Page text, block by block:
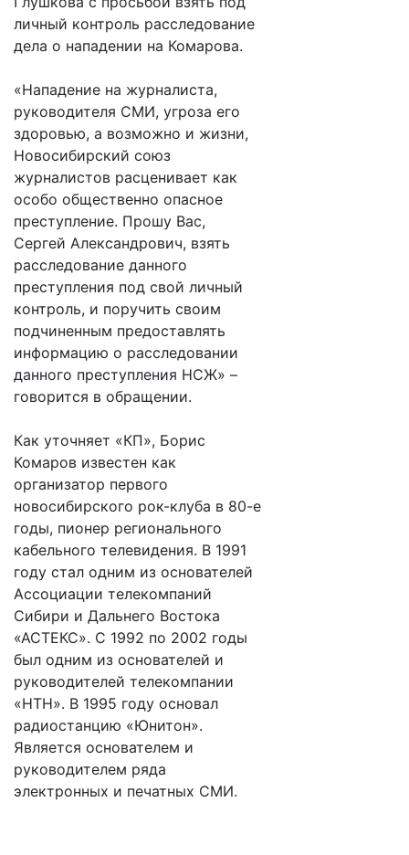
личный контроль расследование
дела о нападении на Комарова.
«Нападение на журналиста,
руководителя СМИ, угроза его
здоровью, а возможно и жизни,
Новосибирский союз
журналистов расценивает как
особо общественно опасное
преступление. Прошу Вас,
Сергей Александрович, взять
расследование данного
преступления под свой личный
контроль, и поручить своим
подчиненным предоставлять
информацию о расследовании
данного преступления НСЖ» –
говорится в обращении.
Как уточняет «КП», Борис
Комаров известен как
организатор первого
новосибирского рок-клуба в 80-е
годы, пионер регионального
кабельного телевидения. В 1991
году стал одним из основателей
Ассоциации телекомпаний
Сибири и Дальнего Востока
«АСТЕКС». С 1992 по 2002 годы
был одним из основателей и
руководителей телекомпании
«НТН». В 1995 году основал
радиостанцию «Юнитон».
Является основателем и
руководителем ряда
электронных и печатных СМИ.